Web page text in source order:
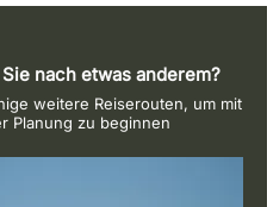
nach etwas anderem?
weitere Reiserouten, um mit
Planung zu beginnen